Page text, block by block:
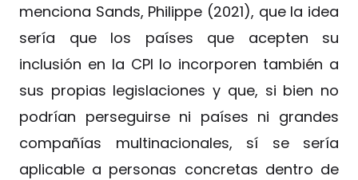
menciona Sands, Philippe (2021), que la idea
sería que los países que acepten su
inclusión en la CPI lo incorporen también a
sus propias legislaciones y que, si bien no
podrían perseguirse ni países ni grandes
compañías multinacionales, sí se sería
aplicable a personas concretas dentro de